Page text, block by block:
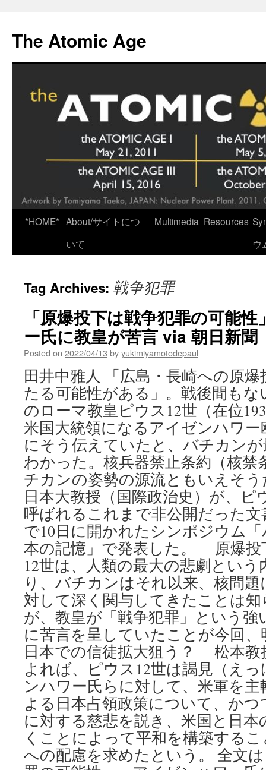
content
The Atomic Age
*HOME* About/サイトにつ
いて
Multimedia Resources
ウ
Tag Archives: 戦争犯罪
「原爆投下は戦争犯罪の可能
ー氏に教皇が苦言 via 朝日新聞
Posted on 2022/04/13 byyukimiyamotodepaul
田井中雅人 「広島・長崎への原
たる可能性がある」。戦後間もな
のローマ教皇ピウス12世（在位
米国大統領になるアイゼンハワー
にそう伝えていたと、バチカン
わかった。核兵器禁止条約（核禁
チカンの姿勢の源流ともいえそ
日本大教授（国際政治史）が、ピ
呼ばれるこれまで非公開だった
で10日に開かれたシンポジウム
本の記憶」で発表した。 原爆投
12世は、人類の最大の悲劇とい
り、バチカンはそれ以来、核問
対して深く関与してきたことは
が、教皇が「戦争犯罪」という強
に苦言を呈していたことが今回
日本での信徒拡大狙う？ 松本教
よれば、ピウス12世は謁見（え
ンハワー氏らに対して、米軍を
よる日本占領政策について、か
に対する慈悲を説き、米国と日
くことによって平和を構築する
への配慮を求めたという。 全文